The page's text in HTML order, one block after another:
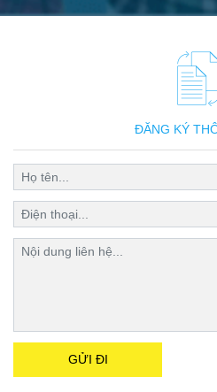
ĐĂNG KÝ